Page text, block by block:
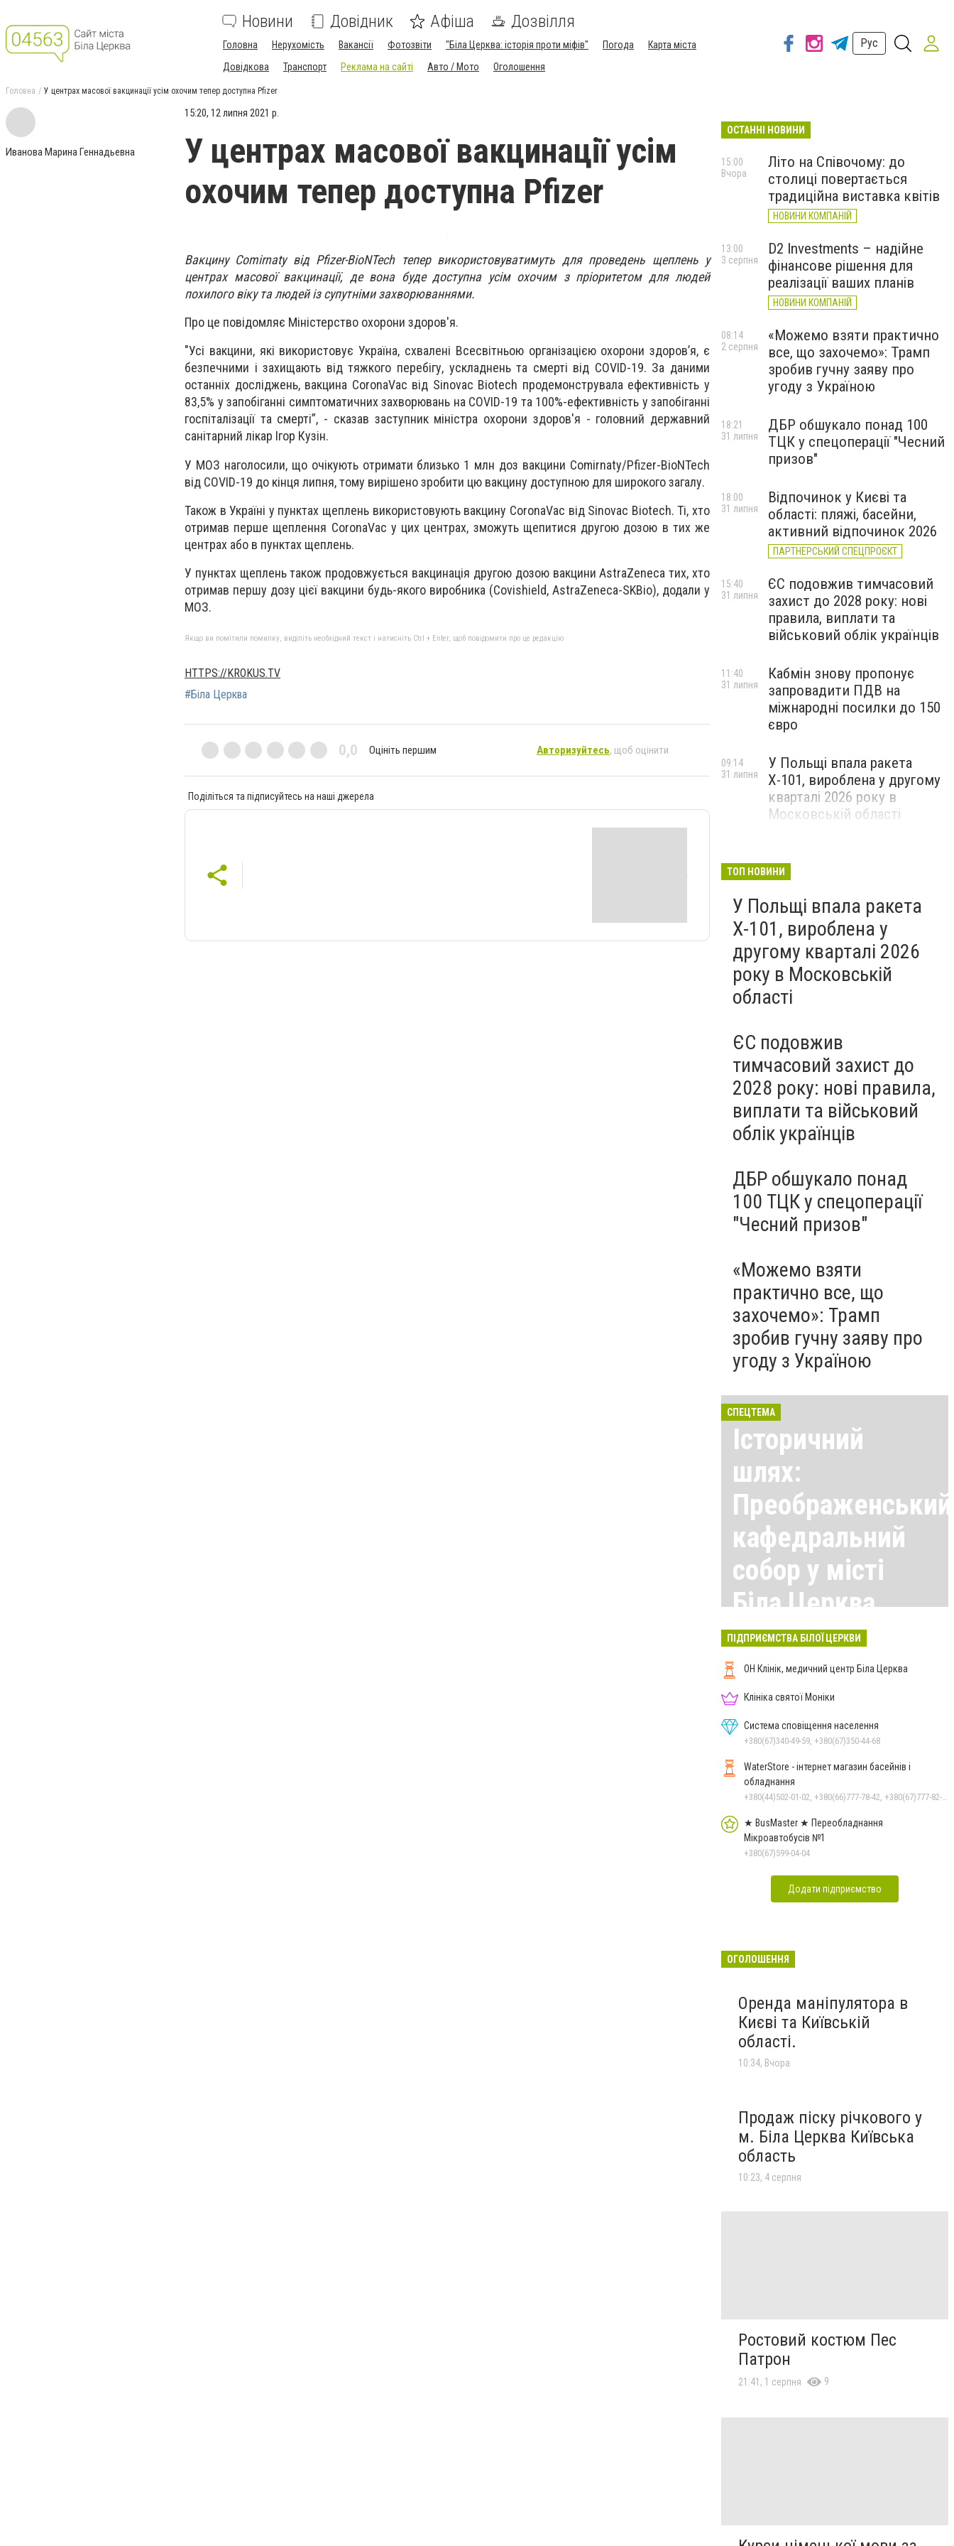
Новини Довідник Афіша Дозвілля
Головна Нерухомість Вакансії Фотозвіти "Біла Церква: історія проти міфів" Погода
Карта міста
Довідкова
Транспорт Реклама на сайті Авто / Мото Оголошення
Рус
Головна У центрах масової вакцинації усім охочим тепер доступна Pfizer
Иванова Марина Геннадьевна
15:20, 12 липня 2021 р.
У центрах масової вакцинації усім
охочим тепер доступна Pfizer
Вакцину Comirnaty від Pfizer-BioNTech тепер використовуватимуть для проведень щеплень у
центрах масової вакцинації, де вона буде доступна усім охочим з пріоритетом для людей
похилого віку та людей із супутніми захворюваннями.
Про це повідомляє Міністерство охорони здоров'я.
"Усі вакцини, які використовує Україна, схвалені Всесвітньою організацією охорони здоров’я, є
безпечними і захищають від тяжкого перебігу, ускладнень та смерті від COVID-19. За даними
останніх досліджень, вакцина CoronaVac від Sinovac Biotech продемонструвала ефективність у
83,5% у запобіганні симптоматичних захворювань на COVID-19 та 100%-ефективність у запобіганні
госпіталізації та смерті”, - сказав заступник міністра охорони здоров'я - головний державний
санітарний лікар Ігор Кузін.
У МОЗ наголосили, що очікують отримати близько 1 млн доз вакцини Comirnaty/Pfizer-BioNTech
від COVID-19 до кінця липня, тому вирішено зробити цю вакцину доступною для широкого загалу.
Також в Україні у пунктах щеплень використовують вакцину CoronaVac від Sinovac Biotech. Ті, хто
отримав перше щеплення CoronaVac у цих центрах, зможуть щепитися другою дозою в тих же
центрах або в пунктах щеплень.
У пунктах щеплень також продовжується вакцинація другою дозою вакцини AstraZeneca тих, хто
отримав першу дозу цієї вакцини будь-якого виробника (Covishield, AstraZeneca-SKBio), додали у
МОЗ.
Якщо ви помітили помилку, виділіть необхідний текст і натисніть Ctrl + Enter, щоб повідомити про це редакцію
HTTPS://KROKUS.TV
#Біла Церква
0,0 Оцініть першим Авторизуйтесь, щоб оцінити
Поділіться та підписуйтесь на наші джерела
ОСТАННІ НОВИНИ
Літо на Співочому: до
столиці повертається
традиційна виставка квітів
НОВИНИ КОМПАНІЙ
15:00
Вчора
D2 Investments – надійне
фінансове рішення для
реалізації ваших планів
НОВИНИ КОМПАНІЙ
13:00
3 серпня
«Можемо взяти практично
все, що захочемо»: Трамп
зробив гучну заяву про
угоду з Україною
08:14
2 серпня
ДБР обшукало понад 100
ТЦК у спецоперації "Чесний
призов"
18:21
31 липня
Відпочинок у Києві та
області: пляжі, басейни,
активний відпочинок 2026
ПАРТНЕРСЬКИЙ СПЕЦПРОЄКТ
18:00
31 липня
ЄС подовжив тимчасовий
захист до 2028 року: нові
правила, виплати та
військовий облік українців
15:40
31 липня
Кабмін знову пропонує
запровадити ПДВ на
міжнародні посилки до 150
євро
11:40
31 липня
У Польщі впала ракета
Х-101, вироблена у другому
кварталі 2026 року в
Московській області
09:14
31 липня
ТОП НОВИНИ
У Польщі впала ракета
Х-101, вироблена у
другому кварталі 2026
року в Московській
області
ЄС подовжив
тимчасовий захист до
2028 року: нові правила,
виплати та військовий
облік українців
ДБР обшукало понад
100 ТЦК у спецоперації
"Чесний призов"
«Можемо взяти
практично все, що
захочемо»: Трамп
зробив гучну заяву про
угоду з Україною
СПЕЦТЕМА
Історичний
шлях:
Преображенський
кафедральний
собор у місті
Біла Церква
Всі матеріали тут
ПІДПРИЄМСТВА БІЛОЇ ЦЕРКВИ
ОН Клінік, медичний центр Біла Церква
Клініка святої Моніки
Система сповіщення населення
+380(67)340-49-59, +380(67)350-44-68
WaterStore - інтернет магазин басейнів і
обладнання
★ BusMaster ★ Переобладнання
Мікроавтобусів №1
+380(67)599-04-04
Додати підприємство
ОГОЛОШЕННЯ
Оренда маніпулятора в
Києві та Київській
області.
10:34, Вчора
Продаж піску річкового у
м. Біла Церква Київська
область
10:23, 4 серпня
Ростовий костюм Пес
Патрон
21:41, 1 серпня 9